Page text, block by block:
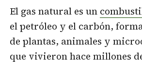
El gas natural es un
el petróleo y el carbón,
de plantas, animales y
que vivieron hace millones